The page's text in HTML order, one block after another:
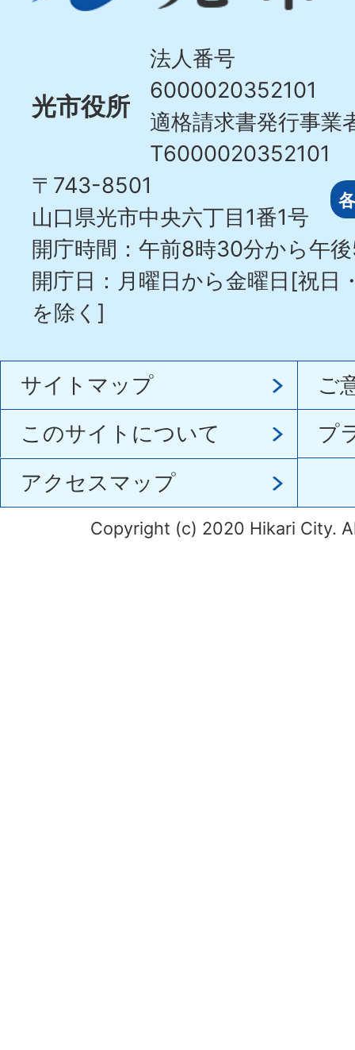
Hikari
光市役所
法人番号
6000020352101
適格請求書発行事業
T6000020352101
〒743-8501
山口県光市中央六丁目1番1号
開庁時間：午前8時30分から午
開庁日：月曜日から金曜日[祝日
を除く]
サイトマップ
ご
このサイトについて
プ
アクセスマップ
Copyright (c) 2020 Hikari City.